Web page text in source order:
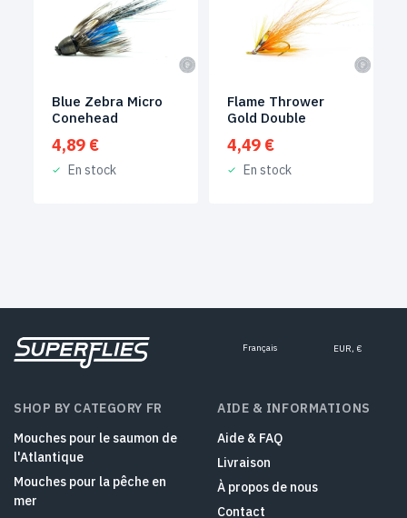
Blue Zebra Micro
Conehead
4,89 €
En stock
Flame Thrower
Gold Double
4,49 €
En stock
Français EUR, €
SHOP BY CATEGORY FR
Mouches pour le saumon de
l'Atlantique
Mouches pour la pêche en
mer
AIDE & INFORMATIONS
Aide & FAQ
Livraison
À propos de nous
Contact